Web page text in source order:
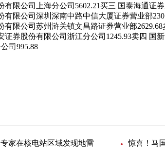
有限公司上海分公司5602.21买三 国泰海通证
有限公司深圳深南中路中信大厦证券营业部
有限公司苏州浒关镇文昌路证券营业部
证券股份有限公司浙江分公司1245.93卖四 国
司995.88
家在核电站区域发现地雷 惊喜！马